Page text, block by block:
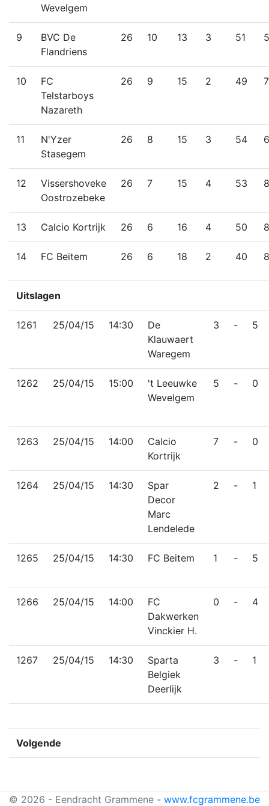
Wevelgem
9
BVC De
Flandriens
26 10 13 3 51
10
FC
Telstarboys
Nazareth
26 9 15 2 49
11
N'Yzer
Stasegem
26 8 15 3 54
12
Vissershoveke
Oostrozebeke
26 7 15 4 53
13 Calcio Kortrijk 26 6 16 4 50
14 FC Beitem 26 6 18 2 40
Uitslagen
1261 25/04/15 14:30
De
Klauwaert
Waregem
3 - 5
1262 25/04/15 15:00
't Leeuwke
Wevelgem
5 - 0
1263 25/04/15 14:00
Calcio
Kortrijk
7 - 0
1264 25/04/15 14:30
Spar
Decor
Marc
Lendelede
2 - 1
1265 25/04/15 14:30 FC Beitem 1 - 5
1266 25/04/15 14:00
FC
Dakwerken
Vinckier H.
0 - 4
1267 25/04/15 14:30
Sparta
Belgiek
Deerlijk
3 - 1
Volgende
© 2026 - Eendracht Grammene - www.fcgrammene.be